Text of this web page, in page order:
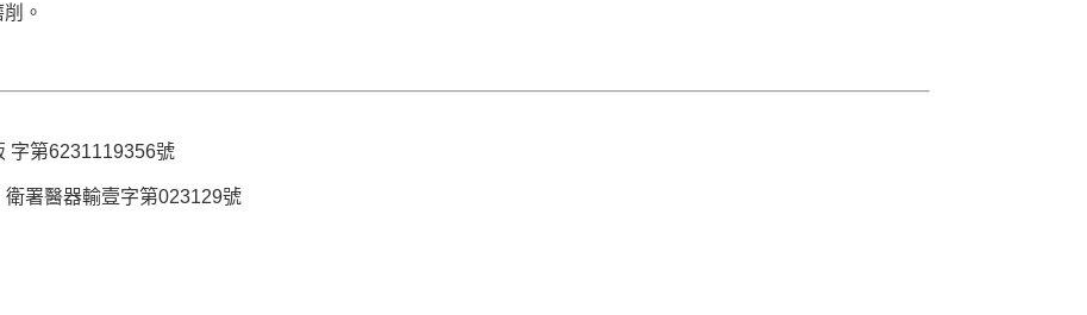
。
字第6231119356號
衛署醫器輸壹字第023129號